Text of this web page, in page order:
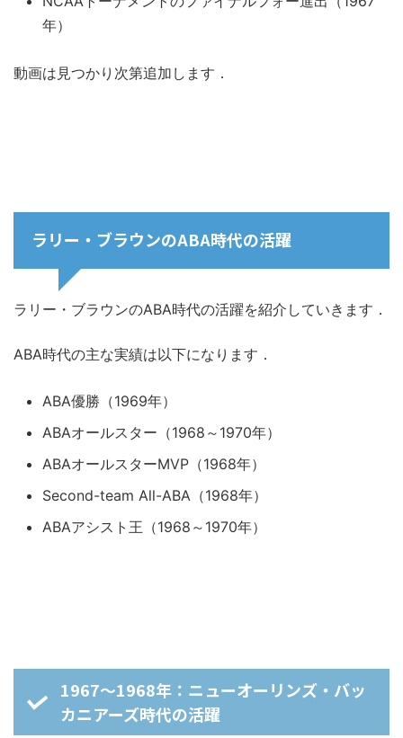
年）
動画は見つかり次第追加します．
ラリー・ブラウンのABA時代の活躍
ラリー・ブラウンのABA時代の活躍を紹介していきます．
ABA時代の主な実績は以下になります．
ABA優勝（1969年）
ABAオールスター（1968～1970年）
ABAオールスターMVP（1968年）
Second-team All-ABA（1968年）
ABAアシスト王（1968～1970年）
1967～1968年：ニューオーリンズ・バッ
カニアーズ時代の活躍